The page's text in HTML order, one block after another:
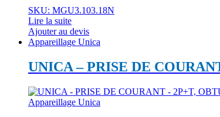
SKU: MGU3.103.18N
Lire la suite
Ajouter au devis
Appareillage Unica
UNICA – PRISE DE
Appareillage Unica